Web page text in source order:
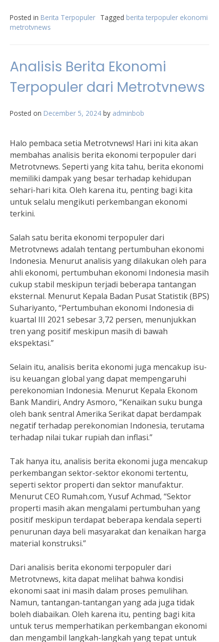
Posted in Berita Terpopuler Tagged berita terpopuler ekonomi
metrotvnews
Analisis Berita Ekonomi
Terpopuler dari Metrotvnews
Posted on December 5, 2024 by adminbob
Halo pembaca setia Metrotvnews! Hari ini kita akan
membahas analisis berita ekonomi terpopuler dari
Metrotvnews. Seperti yang kita tahu, berita ekonomi
memiliki dampak yang besar terhadap kehidupan
sehari-hari kita. Oleh karena itu, penting bagi kita
untuk selalu mengikuti perkembangan ekonomi
terkini.
Salah satu berita ekonomi terpopuler dari
Metrotvnews adalah tentang pertumbuhan ekonomi
Indonesia. Menurut analisis yang dilakukan oleh para
ahli ekonomi, pertumbuhan ekonomi Indonesia masih
cukup stabil meskipun terjadi beberapa tantangan
eksternal. Menurut Kepala Badan Pusat Statistik (BPS)
Suhariyanto, “Pertumbuhan ekonomi Indonesia di
kuartal III 2021 sebesar 3,72 persen, menunjukkan
tren yang positif meskipun masih di bawah
ekspektasi.”
Selain itu, analisis berita ekonomi juga mencakup isu-
isu keuangan global yang dapat mempengaruhi
perekonomian Indonesia. Menurut Kepala Ekonom
Bank Mandiri, Andry Asmoro, “Kenaikan suku bunga
oleh bank sentral Amerika Serikat dapat berdampak
negatif terhadap perekonomian Indonesia, terutama
terhadap nilai tukar rupiah dan inflasi.”
Tak hanya itu, analisis berita ekonomi juga mencakup
perkembangan sektor-sektor ekonomi tertentu,
seperti sektor properti dan sektor manufaktur.
Menurut CEO Rumah.com, Yusuf Achmad, “Sektor
properti masih akan mengalami pertumbuhan yang
positif meskipun terdapat beberapa kendala seperti
penurunan daya beli masyarakat dan kenaikan harga
material konstruksi.”
Dari analisis berita ekonomi terpopuler dari
Metrotvnews, kita dapat melihat bahwa kondisi
ekonomi saat ini masih dalam proses pemulihan.
Namun, tantangan-tantangan yang ada juga tidak
boleh diabaikan. Oleh karena itu, penting bagi kita
untuk terus memperhatikan perkembangan ekonomi
dan mengambil langkah-langkah yang tepat untuk